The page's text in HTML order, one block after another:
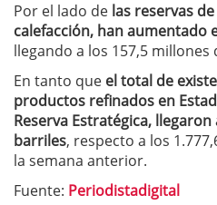
Por el lado de las reservas
calefacción, han aumentado
llegando a los 157,5 millones
En tanto que el total de
productos refinados en
Reserva Estratégica,
barriles, respecto a los
la semana anterior.
Fuente: Periodistadigital